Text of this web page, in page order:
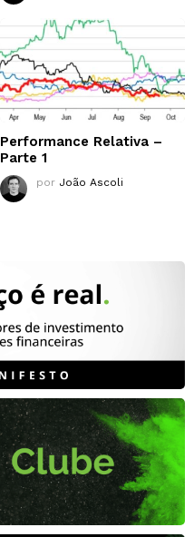
Performance Relativa –
Parte 1
por João Ascoli